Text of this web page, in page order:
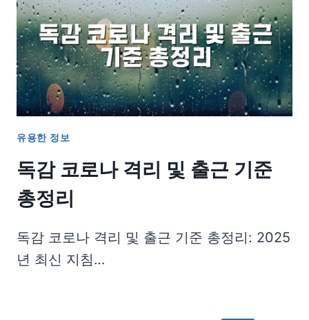
유용한 정보
독감 코로나 격리 및 출근 기준
총정리
독감 코로나 격리 및 출근 기준 총정리: 2025
년 최신 지침…